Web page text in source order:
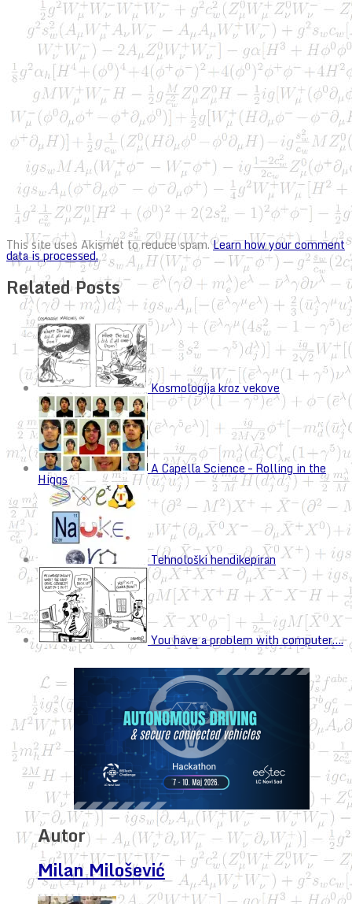
This site uses Akismet to reduce spam.Learn how your comment
data is processed.
Related Posts
Kosmologija kroz vekove
A Capella Science – Rolling in the
Higgs
Tehnološki hendikepiran
You have a problem with computer….
Autor
Milan Milošević